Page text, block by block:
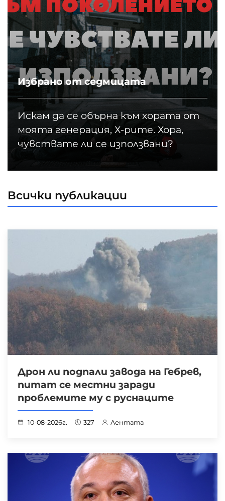
Избрано от седмицата
Искам да се обърна към хората от
моята генерация, Х-рите. Хора,
чувствате ли се използвани?
Всички публикации
Дрон ли подпали завода на Гебрев,
питат се местни заради
проблемите му с руснаците
10-08-2026г. 327 Лентата